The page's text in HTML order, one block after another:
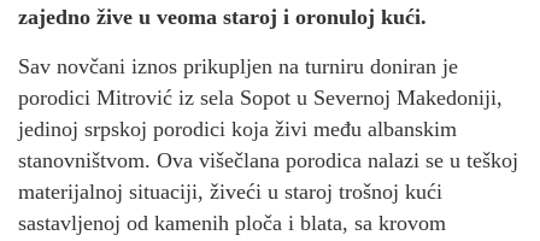
zajedno žive u veoma staroj i oronuloj kući.
Sav novčani iznos prikupljen na turniru doniran je
porodici Mitrović iz sela Sopot u Severnoj Makedoniji,
jedinoj srpskoj porodici koja živi među albanskim
stanovništvom. Ova višečlana porodica nalazi se u teškoj
materijalnoj situaciji, živeći u staroj trošnoj kući
sastavljenoj od kamenih ploča i blata, sa krovom